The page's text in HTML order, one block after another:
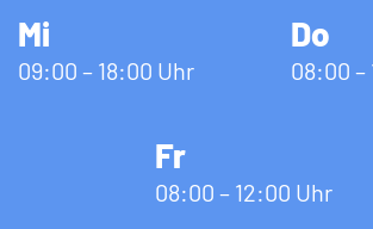
Mi
09:00 – 18:00 Uhr
Do
08:00 –
Fr
08:00 – 12:00 Uhr